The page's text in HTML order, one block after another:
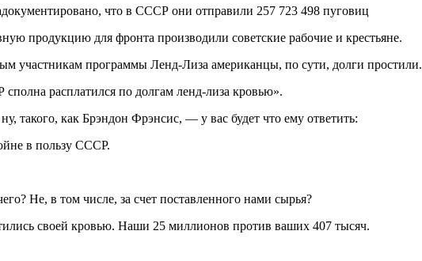
что в СССР они отправили 257 723 498 пуговиц
продукцию для фронта производили советские рабочие и крестьяне.
участникам программы Ленд-Лиза американцы, по сути, долги простили.
расплатился по долгам ленд-лиза кровью».
такого, как Брэндон Фрэнсис, — у вас будет что ему ответить:
в пользу СССР.
Не, в том числе, за счет поставленного нами сырья?
своей кровью. Наши 25 миллионов против ваших 407 тысяч.